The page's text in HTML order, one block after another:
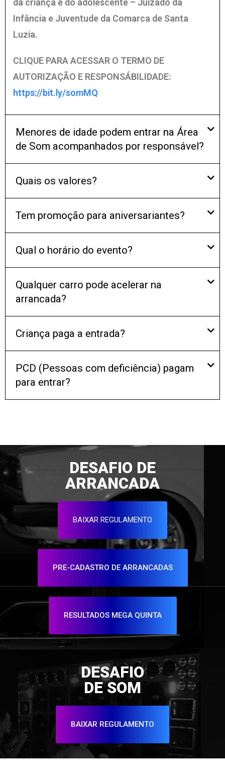
da criança e do adolescente – Juizado da
Infância e Juventude da Comarca de Santa
Luzia.
CLIQUE PARA ACESSAR O TERMO DE
AUTORIZAÇÃO E RESPONSÁBILIDADE:
https://bit.ly/somMQ
Menores de idade podem entrar na Área
de Som acompanhados por responsável?
Quais os valores?
Tem promoção para aniversariantes?
Qual o horário do evento?
Qualquer carro pode acelerar na
arrancada?
Criança paga a entrada?
PCD (Pessoas com deficiência) pagam
para entrar?
DESAFIO DE
ARRANCADA
BAIXAR REGULAMENTO
PRE-CADASTRO DE ARRANCADAS
RESULTADOS MEGA QUINTA
DESAFIO
DE SOM
BAIXAR REGULAMENTO